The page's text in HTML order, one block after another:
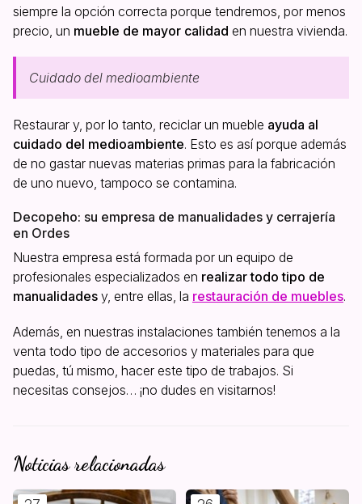
siempre la opción correcta porque tendremos, por menos
precio, un mueble de mayor calidad en nuestra vivienda.
Cuidado del medioambiente
Restaurar y, por lo tanto, reciclar un mueble ayuda al
cuidado del medioambiente. Esto es así porque además
de no gastar nuevas materias primas para la fabricación
de uno nuevo, tampoco se contamina.
Decopeho: su empresa de manualidades y cerrajería
en Ordes
Nuestra empresa está formada por un equipo de
profesionales especializados en realizar todo tipo de
manualidades y, entre ellas, la restauración de muebles.
Además, en nuestras instalaciones también tenemos a la
venta todo tipo de accesorios y materiales para que
puedas, tú mismo, hacer este tipo de trabajos. Si
necesitas consejos… ¡no dudes en visitarnos!
Noticias relacionadas